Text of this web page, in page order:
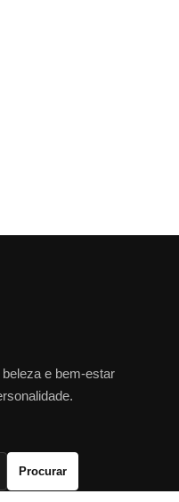
e bem-estar
Procurar